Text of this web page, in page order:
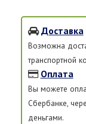
Доставка
Возможна
транспортной
Оплата
Вы можете
Сбербанке,
деньгами.